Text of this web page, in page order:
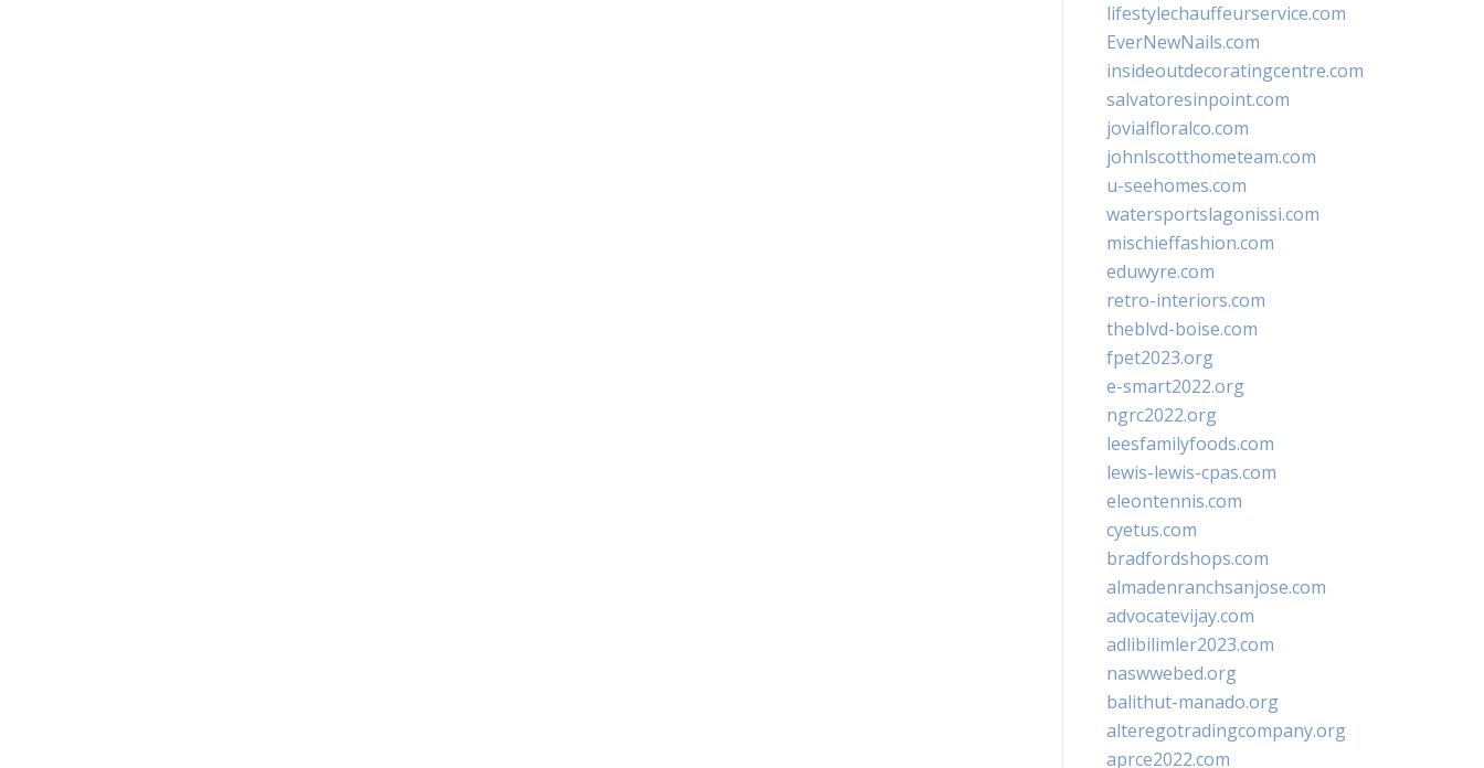
lifestylechauffeurservice.com
EverNewNails.com
insideoutdecoratingcentre.com
salvatoresinpoint.com
jovialfloralco.com
johnlscotthometeam.com
u-seehomes.com
watersportslagonissi.com
mischieffashion.com
eduwyre.com
retro-interiors.com
theblvd-boise.com
fpet2023.org
e-smart2022.org
ngrc2022.org
leesfamilyfoods.com
lewis-lewis-cpas.com
eleontennis.com
cyetus.com
bradfordshops.com
almadenranchsanjose.com
advocatevijay.com
adlibilimler2023.com
naswwebed.org
balithut-manado.org
alteregotradingcompany.org
aprce2022.com